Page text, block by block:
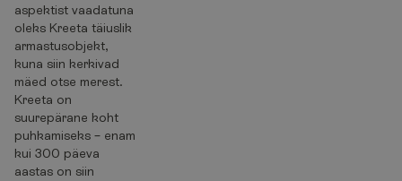
aspektist vaadatuna
oleks Kreeta täiuslik
armastusobjekt,
kuna siin kerkivad
mäed otse merest.
Kreeta on
suurepärane koht
puhkamiseks – enam
kui 300 päeva
aastas on siin